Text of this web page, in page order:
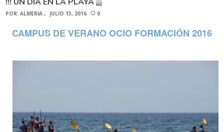
POR:ALMERIA JULIO 13, 2016 0
CAMPUS DE VERANO OCIO FORMACIÓN 2016